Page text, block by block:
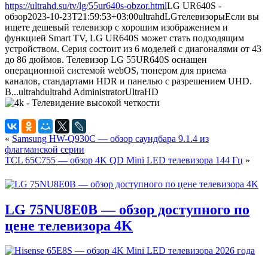
https://ultrahd.su/tv/lg/55ur640s-obzor.htmlLG UR640S -
обзор2023-10-23T21:59:53+03:00ultrahdLGтелевизорыЕсли вы
ищете дешевый телевизор с хорошим изображением и
функцией Smart TV, LG UR640S может стать подходящим
устройством. Серия состоит из 6 моделей с диагоналями от 43
до 86 дюймов. Телевизор LG 55UR640S оснащен
операционной системой webOS, тюнером для приема
каналов, стандартами HDR и панелью с разрешением UHD.
В...ultrahdultrahd AdministratorUltraHD
« Samsung HW-Q930C — обзор саундбара 9.1.4 из
флагманской серии
TCL 65C755 — обзор 4K QD Mini LED телевизора 144 Гц »
LG 75NU8E0B — обзор доступного по
цене телевизора 4K